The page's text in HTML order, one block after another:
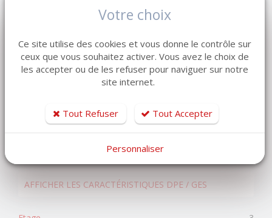
Réseau de 7 agences en Normandie
Depuis 1998, notre entreprise familiale accompagne
Estimation gratuite de votre bien.
https://www.georisques.gouv.fr
189 000 €
AFFICHER LES CARACTÉRISTIQUES DPE / GES
Votre choix
Ce site utilise des cookies et vous donne le contrôle sur
ceux que vous souhaitez activer. Vous avez le choix de
les accepter ou de les refuser pour naviguer sur notre
site internet.
Tout Refuser Tout Accepter
Personnaliser